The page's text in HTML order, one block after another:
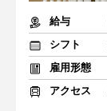
給与
シフト
雇用形態
アクセス